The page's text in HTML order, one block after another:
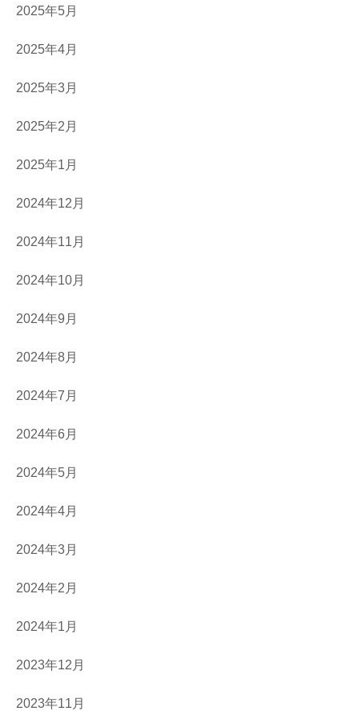
2025年5月
2025年4月
2025年3月
2025年2月
2025年1月
2024年12月
2024年11月
2024年10月
2024年9月
2024年8月
2024年7月
2024年6月
2024年5月
2024年4月
2024年3月
2024年2月
2024年1月
2023年12月
2023年11月